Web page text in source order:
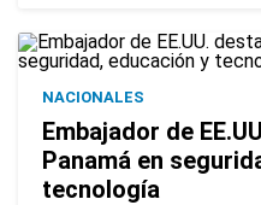
NACIONALES
Embajador de
Panamá en
tecnología